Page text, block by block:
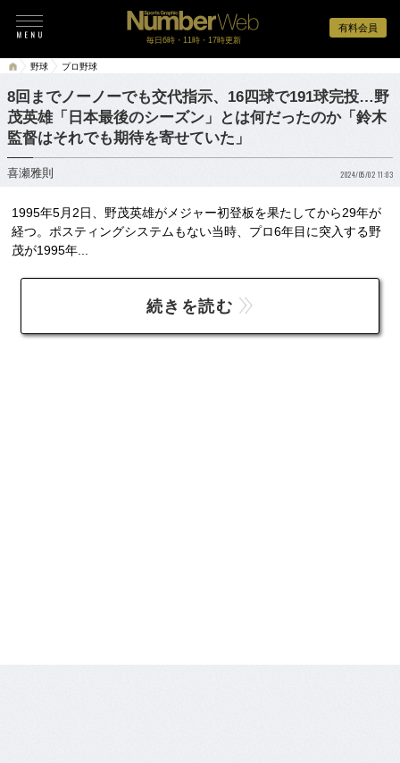
有料会員
毎日6時・11時・17時更新
野球 プロ野球
8回までノーノーでも交代指示、16四球で191球完投…野
茂英雄「日本最後のシーズン」とは何だったのか「鈴木
監督はそれでも期待を寄せていた」
喜瀬雅則 2024/05/02 11:03
1995年5月2日、野茂英雄がメジャー初登板を果たしてから29年が
経つ。ポスティングシステムもない当時、プロ6年目に突入する野
茂が1995年...
続きを読む